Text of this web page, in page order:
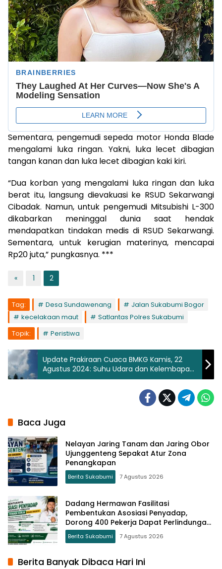
Sementara, pengemudi sepeda motor Honda Blade
mengalami luka ringan. Yakni, luka lecet dibagian
tangan kanan dan luka lecet dibagian kaki kiri.
“Dua korban yang mengalami luka ringan dan luka
berat itu, langsung dievakuasi ke RSUD Sekarwangi
Cibadak. Namun, untuk pengemudi Mitsubishi L-300
dikabarkan meninggal dunia saat hendak
mendapatkan tindakan medis di RSUD Sekarwangi.
Sementara, untuk kerugian materinya, mencapai
Rp20 juta,” pungkasnya. ***
« 1 2
Tag: Desa Sundawenang
Jalan Sukabumi Bogor
kecelakaan maut
Satlantas Polres Sukabumi
Topik:
Peristiwa
Update Prakiraan Cuaca BMKG Kamis, 22
Agustus 2024: Suhu Udara dan Kelembapan
di Berbagai Wilayah
Baca Juga
Nelayan Jaring Tanam dan Jaring Obor
Ujunggenteng Sepakat Atur Zona
Penangkapan
Berita Sukabumi 7 Agustus 2026
Dadang Hermawan Fasilitasi
Pembentukan Asosiasi Penyadap,
Dorong 400 Pekerja Dapat Perlindungan
BPJS
Berita Sukabumi 7 Agustus 2026
Berita Banyak Dibaca Hari Ini